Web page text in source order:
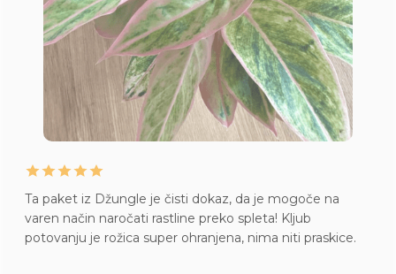
Ta paket iz Džungle je čisti dokaz, da je mogoče na
varen način naročati rastline preko spleta! Kljub
potovanju je rožica super ohranjena, nima niti praskice.